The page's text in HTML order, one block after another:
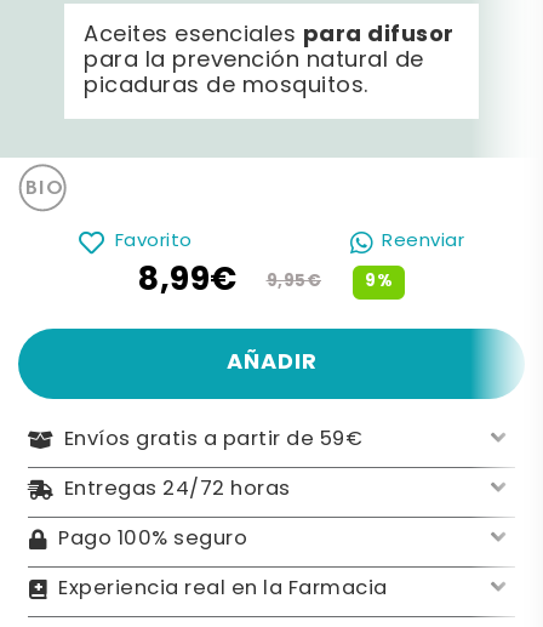
Aceites esenciales para difusor
para la prevención natural de
picaduras de mosquitos.
Favorito Reenviar
9%
8,99€ 9,95€
AÑADIR
Envíos gratis a partir de 59€
Entregas 24/72 horas
Pago 100% seguro
Experiencia real en la Farmacia